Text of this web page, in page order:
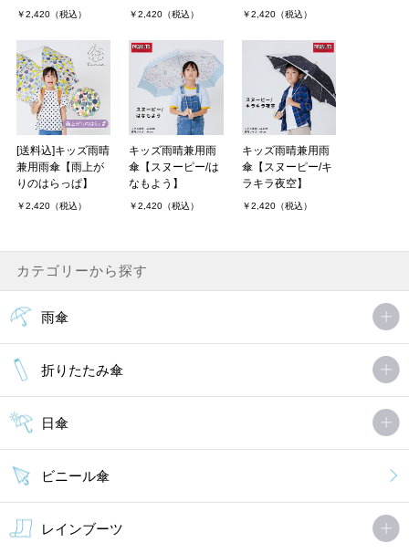
￥2,420（税込） ￥2,420（税込） ￥2,420（税込）
[送料込]キッズ雨晴
兼用雨傘【雨上が
りのはらっぱ】
￥2,420（税込）
キッズ雨晴兼用雨
傘【スヌーピー/は
なもよう】
￥2,420（税込）
キッズ雨晴兼用雨
傘【スヌーピー/キ
ラキラ夜空】
￥2,420（税込）
カテゴリーから探す
雨傘
折りたたみ傘
日傘
ビニール傘
レインブーツ